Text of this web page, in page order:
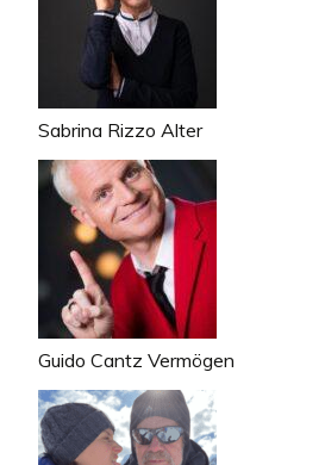
Sabrina Rizzo Alter
Guido Cantz Vermögen